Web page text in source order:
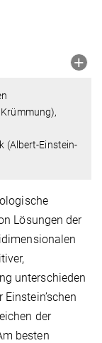
(Albert-Einstein-
Lösungen der
unterschieden
der
besten